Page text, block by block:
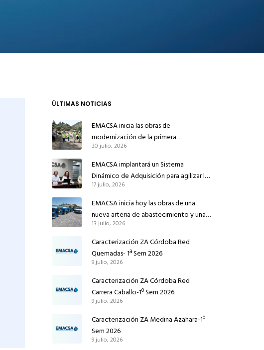
ÚLTIMAS NOTICIAS
EMACSA inicia las obras de
modernización de la primera
conducción de abastecimiento para
reforzar el suministro de agua de
Córdoba
30 julio, 2026
EMACSA implantará un Sistema
Dinámico de Adquisición para agilizar la
contratación de obras en sus redes e
instalaciones
17 julio, 2026
EMACSA inicia hoy las obras de una
nueva arteria de abastecimiento y una
red de agua no potable en Ingeniero
Ruiz de Azúa
13 julio, 2026
Caracterización ZA Córdoba Red
Quemadas- 1ª Sem 2026
9 julio, 2026
Caracterización ZA Córdoba Red
Carrera Caballo-1º Sem 2026
9 julio, 2026
Caracterización ZA Medina Azahara-1º
Sem 2026
9 julio, 2026